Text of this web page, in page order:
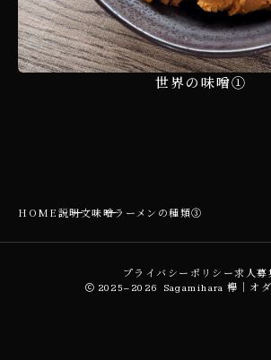
世界の味噌①
HOME説明文味噌ラーメンの種類③
プライバシーポリシー求人募
2025–2026 Sagamihara 欅｜オ